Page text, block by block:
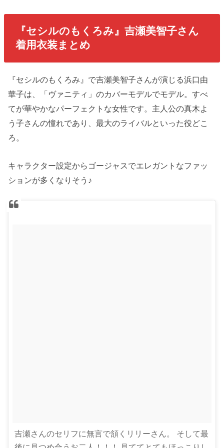
『セシルのもくろみ』吉瀬美智子さん
着用衣装まとめ
『セシルのもくろみ』で吉瀬美智子さんが演じる浜口由
華子は、「ヴァニティ」のカバーモデルでモデル。すべ
てが華やかなパーフェクトな女性です。主人公の真木よ
う子さんの憧れであり、最大のライバルといった役どこ
ろ。
キャラクター設定からゴージャスでエレガントなファッ
ションが多くなりそう♪
吉瀬さんのセリフに無言で頷くリリーさん。 そして最